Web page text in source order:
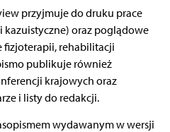
przyjmuje do druku prace
kazuistyczne) oraz poglądowe
fizjoterapii, rehabilitacji
publikuje również
krajowych oraz
i listy do redakcji.
wydawanym w wersji